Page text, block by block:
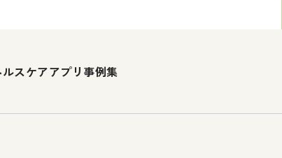
スケアアプリ事例集